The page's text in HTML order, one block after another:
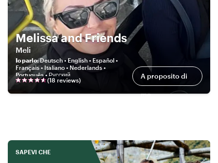
Melissa and Friends
Meli
Io parlo:Deutsch • English • Español •
Français • Italiano • Nederlands •
Português • Русский
(18 reviews) A proposito di
me
SAPEVI CHE